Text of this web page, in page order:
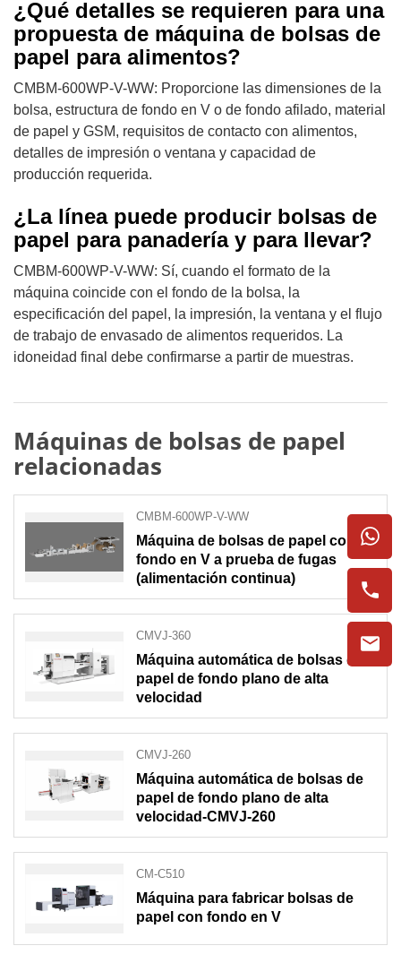
¿Qué detalles se requieren para una
propuesta de máquina de bolsas de
papel para alimentos?
CMBM-600WP-V-WW: Proporcione las dimensiones de la
bolsa, estructura de fondo en V o de fondo afilado, material
de papel y GSM, requisitos de contacto con alimentos,
detalles de impresión o ventana y capacidad de
producción requerida.
¿La línea puede producir bolsas de
papel para panadería y para llevar?
CMBM-600WP-V-WW: Sí, cuando el formato de la
máquina coincide con el fondo de la bolsa, la
especificación del papel, la impresión, la ventana y el flujo
de trabajo de envasado de alimentos requeridos. La
idoneidad final debe confirmarse a partir de muestras.
Máquinas de bolsas de papel
relacionadas
CMBM-600WP-V-WW
Máquina de bolsas de papel con
fondo en V a prueba de fugas
(alimentación continua)
CMVJ-360
Máquina automática de bolsas de
papel de fondo plano de alta
velocidad
CMVJ-260
Máquina automática de bolsas de
papel de fondo plano de alta
velocidad-CMVJ-260
CM-C510
Máquina para fabricar bolsas de
papel con fondo en V